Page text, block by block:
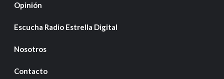
Opinión
Escucha Radio Estrella Digital
Nosotros
Contacto